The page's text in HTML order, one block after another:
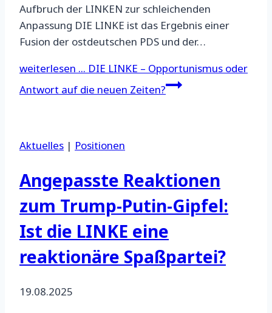
Aufbruch der LINKEN zur schleichenden
Anpassung DIE LINKE ist das Ergebnis einer
Fusion der ostdeutschen PDS und der…
weiterlesen ... DIE LINKE – Opportunismus oder
Antwort auf die neuen Zeiten?
Aktuelles | Positionen
Angepasste Reaktionen
zum Trump-Putin-Gipfel:
Ist die LINKE eine
reaktionäre Spaßpartei?
19.08.2025